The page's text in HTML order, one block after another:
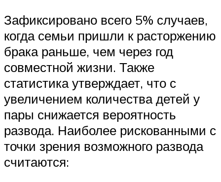
Зафиксировано всего 5% случаев,
когда семьи пришли к расторжению
брака раньше, чем через год
совместной жизни. Также
статистика утверждает, что с
увеличением количества детей у
пары снижается вероятность
развода. Наиболее рискованными с
точки зрения возможного развода
считаются: